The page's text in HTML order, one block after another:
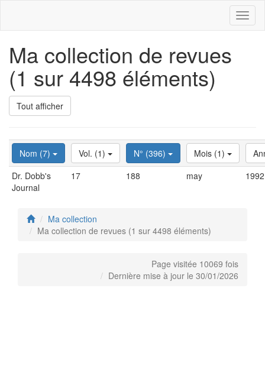
Ma collection de revues
(1 sur 4498 éléments)
Tout afficher
Nom (7) Vol. (1) N° (396) Mois (1)
Dr. Dobb's
Journal
17 188 may 1992
Ma collection
Ma collection de revues (1 sur 4498 éléments)
Page visitée 10069 fois
Dernière mise à jour le 30/01/2026